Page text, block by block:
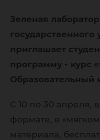
Зеленая
государственного
приглашает
программу - курс
Образовательный
С 10 по 30 апреля,
формате, в
материала,